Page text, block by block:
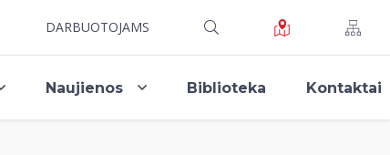
DARBUOTOJAMS
Naujienos Biblioteka Kontaktai